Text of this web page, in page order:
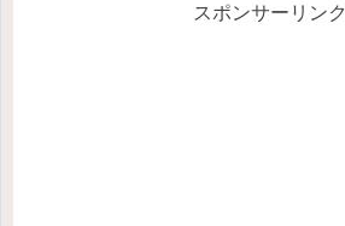
スポンサーリンク